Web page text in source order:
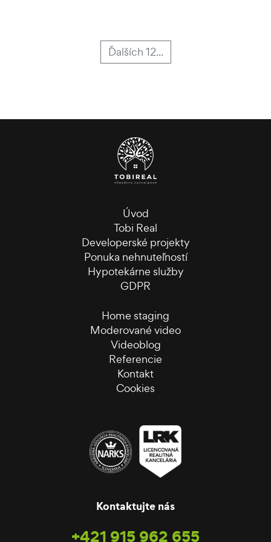
Ďalších 12...
Úvod
Tobi Real
Developerské projekty
Ponuka nehnuteľností
Hypotekárne služby
GDPR
Home staging
Moderované video
Videoblog
Referencie
Kontakt
Cookies
Kontaktujte nás
+421 915 962 655